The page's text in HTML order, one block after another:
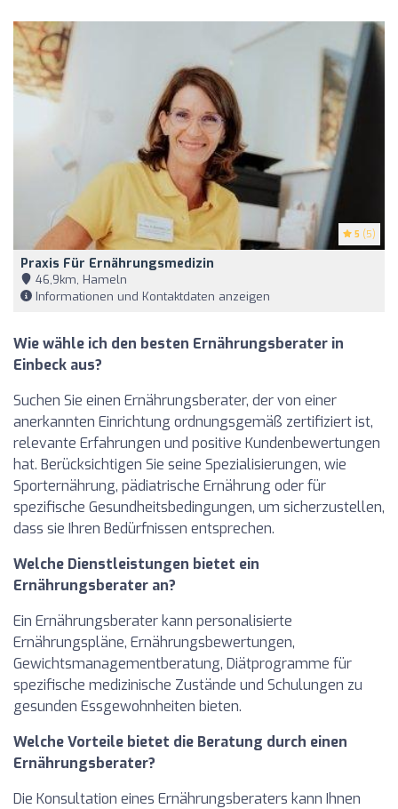
5 (5)
Praxis Für Ernährungsmedizin
46,9km, Hameln
Informationen und Kontaktdaten anzeigen
Wie wähle ich den besten Ernährungsberater in
Einbeck aus?
Suchen Sie einen Ernährungsberater, der von einer
anerkannten Einrichtung ordnungsgemäß zertifiziert ist,
relevante Erfahrungen und positive Kundenbewertungen
hat. Berücksichtigen Sie seine Spezialisierungen, wie
Sporternährung, pädiatrische Ernährung oder für
spezifische Gesundheitsbedingungen, um sicherzustellen,
dass sie Ihren Bedürfnissen entsprechen.
Welche Dienstleistungen bietet ein
Ernährungsberater an?
Ein Ernährungsberater kann personalisierte
Ernährungspläne, Ernährungsbewertungen,
Gewichtsmanagementberatung, Diätprogramme für
spezifische medizinische Zustände und Schulungen zu
gesunden Essgewohnheiten bieten.
Welche Vorteile bietet die Beratung durch einen
Ernährungsberater?
Die Konsultation eines Ernährungsberaters kann Ihnen